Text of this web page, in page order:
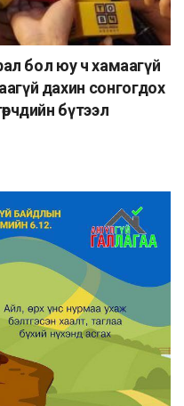
бол юу ч хамаагүй
дахин сонгогдох
бүтээл